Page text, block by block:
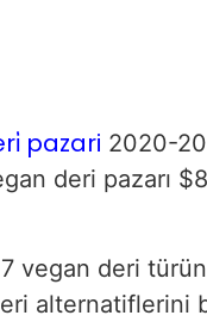
pazari 2020-
deri pazarı
vegan deri
alternatiflerini